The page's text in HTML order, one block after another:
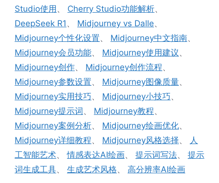
Studio使用 、 Cherry Studio功能解析、
DeepSeek R1 、 Midjourney vs Dalle、
Midjourney个性化设置、 Midjourney中文指南、
Midjourney会员功能、 Midjourney使用建议 、
Midjourney创作、 Midjourney创作流程、
Midjourney参数设置、 Midjourney图像质量、
Midjourney实用技巧、 Midjourney小技巧、
Midjourney提示词 、 Midjourney教程、
Midjourney案例分析、 Midjourney绘画优化、
Midjourney详细教程、 Midjourney风格选择、
人
工智能艺术、情感表达AI绘画、 提示词写法、 提示
词生成工具、 生成艺术风格、 高分辨率AI绘画